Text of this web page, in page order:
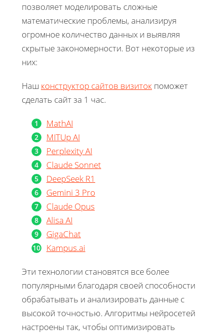
позволяет моделировать сложные
математические проблемы, анализируя
огромное количество данных и выявляя
скрытые закономерности. Вот некоторые из
них:
Наш конструктор сайтов визиток поможет
сделать сайт за 1 час.
MathAI
MITUp AI
Perplexity AI
Claude Sonnet
DeepSeek R1
Gemini 3 Pro
Claude Opus
Alisa AI
GigaChat
Kampus.ai
Эти технологии становятся все более
популярными благодаря своей способности
обрабатывать и анализировать данные с
высокой точностью. Алгоритмы нейросетей
настроены так, чтобы оптимизировать